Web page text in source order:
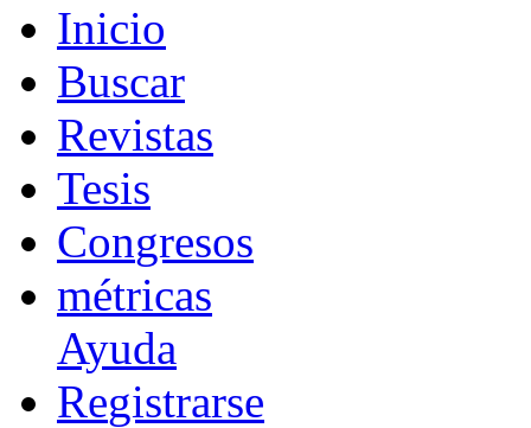
Inicio
Buscar
Revistas
Tesis
Congresos
métricas
Ayuda
Registrarse